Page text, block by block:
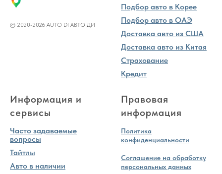
© 2020-2026 AUTO DI АВТО ДИ
Подбор авто в Корее
Подбор авто в ОАЭ
Доставка авто из США
Доставка авто из Китая
Страхование
Кредит
Информация и
сервисы
Часто задаваемые
вопросы
Тайтлы
Авто в наличии
Правовая
информация
Политика
конфиденциальности
Соглашение на обработку
персональных данных